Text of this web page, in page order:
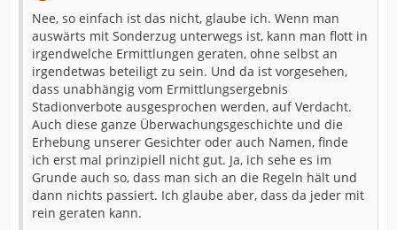
Nee, so einfach ist das nicht, glaube ich. Wenn man
auswärts mit Sonderzug unterwegs ist, kann man flott in
irgendwelche Ermittlungen geraten, ohne selbst an
irgendetwas beteiligt zu sein. Und da ist vorgesehen,
dass unabhängig vom Ermittlungsergebnis
Stadionverbote ausgesprochen werden, auf Verdacht.
Auch diese ganze Überwachungsgeschichte und die
Erhebung unserer Gesichter oder auch Namen, finde
ich erst mal prinzipiell nicht gut. Ja, ich sehe es im
Grunde auch so, dass man sich an die Regeln hält und
dann nichts passiert. Ich glaube aber, dass da jeder mit
rein geraten kann.